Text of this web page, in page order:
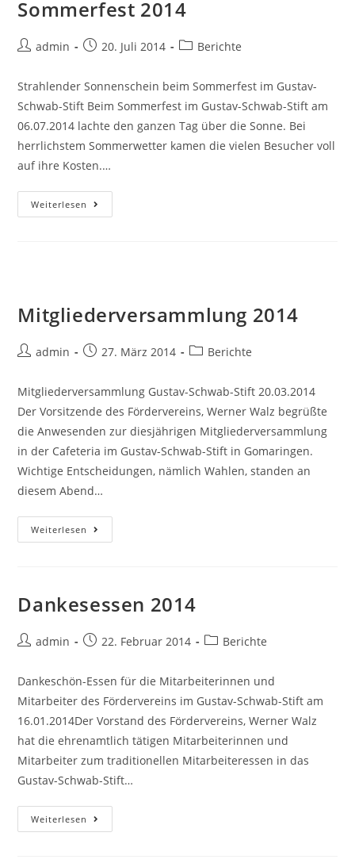
Sommerfest 2014
Beitrags-
admin
Beitrag20. Juli 2014
Beitrags-
Berichte
Strahlender Sonnenschein beim Sommerfest im Gustav-
Schwab-Stift Beim Sommerfest im Gustav-Schwab-Stift am
06.07.2014 lachte den ganzen Tag über die Sonne. Bei
herrlichstem Sommerwetter kamen die vielen Besucher voll
auf ihre Kosten.…
Weiterlesen Sommerfest
2014
Mitgliederversammlung 2014
Beitrags-
admin
Beitrag27. März 2014
Beitrags-
Berichte
Mitgliederversammlung Gustav-Schwab-Stift 20.03.2014
Der Vorsitzende des Fördervereins, Werner Walz begrüßte
die Anwesenden zur diesjährigen Mitgliederversammlung
in der Cafeteria im Gustav-Schwab-Stift in Gomaringen.
Wichtige Entscheidungen, nämlich Wahlen, standen an
diesem Abend…
Weiterlesen Mitgliederversammlung
2014
Dankesessen 2014
Beitrags-
admin
Beitrag22. Februar 2014
Beitrags-
Berichte
Dankeschön-Essen für die Mitarbeiterinnen und
Mitarbeiter des Fördervereins im Gustav-Schwab-Stift am
16.01.2014Der Vorstand des Fördervereins, Werner Walz
hat die ehrenamtlich tätigen Mitarbeiterinnen und
Mitarbeiter zum traditionellen Mitarbeiteressen in das
Gustav-Schwab-Stift…
Weiterlesen Dankesessen
2014